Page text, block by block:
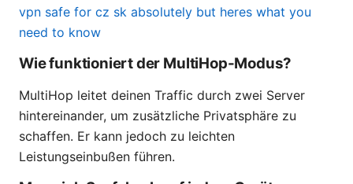
vpn safe for cz sk absolutely but heres what you
need to know
Wie funktioniert der MultiHop-Modus?
MultiHop leitet deinen Traffic durch zwei Server
hintereinander, um zusätzliche Privatsphäre zu
schaffen. Er kann jedoch zu leichten
Leistungseinbußen führen.